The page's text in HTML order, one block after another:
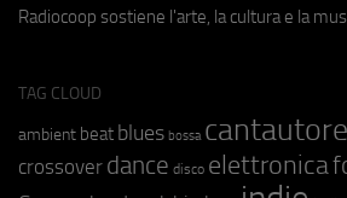
Radiocoop sostiene l'arte, la cultura e la
TAG CLOUD
ambient beat blues bossa cantautore
crossover dance disco elettronica